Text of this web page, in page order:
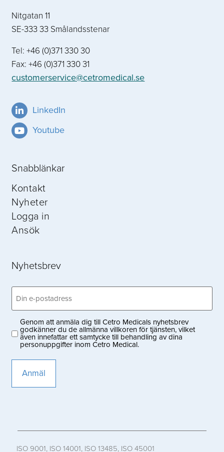
Nitgatan 11
SE-333 33 Smålandsstenar
Tel: +46 (0)371 330 30
Fax: +46 (0)371 330 31
customerservice@cetromedical.se
LinkedIn
Youtube
Snabblänkar
Kontakt
Nyheter
Logga in
Ansök
Nyhetsbrev
Email
(Obligatoriskt)
Privacy
(Obligatoriskt)
Genom att anmäla dig till Cetro Medicals nyhetsbrev
godkänner du de allmänna villkoren för tjänsten, vilket
även innefattar ett samtycke till behandling av dina
personuppgifter inom Cetro Medical.
ISO 9001, ISO 14001, ISO 13485, ISO 45001